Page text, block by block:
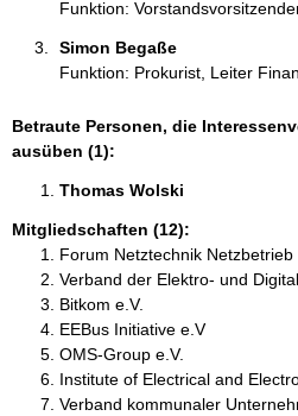
Funktion:
Simon Begaße
Funktion: Prokurist, Leiter
Betraute Personen, die
ausüben (1):
Thomas Wolski
Mitgliedschaften (12):
Forum Netztechnik Netzbetrieb
Verband der Elektro- und
Bitkom e.V.
EEBus Initiative e.V
OMS-Group e.V.
Institute of Electrical and
Verband kommunaler